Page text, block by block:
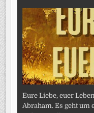
Eure Liebe, euer
Abraham. Es geht um